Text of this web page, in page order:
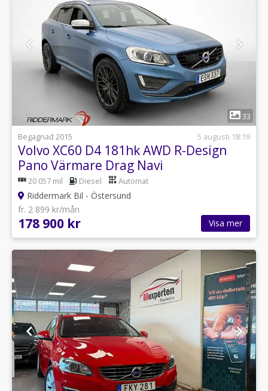
1
33
Begagnad 2015
5 augusti 18:19
Volvo XC60 D4 181hk AWD R-Design
Pano Värmare Drag Navi
20 057 mil Diesel Automat
Riddermark Bil - Östersund
fr. 2 899 kr/mån
178 900 kr Visa mer